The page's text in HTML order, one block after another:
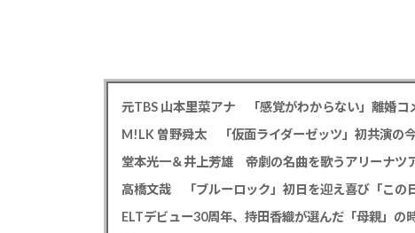
高橋文哉 「ブルーロック」初日を迎え喜び「この
ELTデビュー30周年、持田香織が選んだ「母親」の